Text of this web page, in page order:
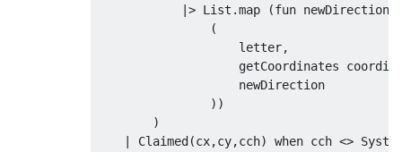
|> List.map (fun newDirection
                (
                    letter,
getCoordinates
                    newDirection
                ))
        )
| Claimed(cx,cy,cch) when cch <>